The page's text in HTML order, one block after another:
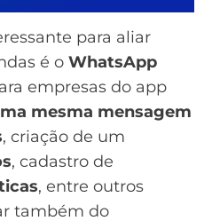
para aliar
é o WhatsApp
empresas do app
mesma mensagem
, criação de um
, cadastro de
, entre outros
também do